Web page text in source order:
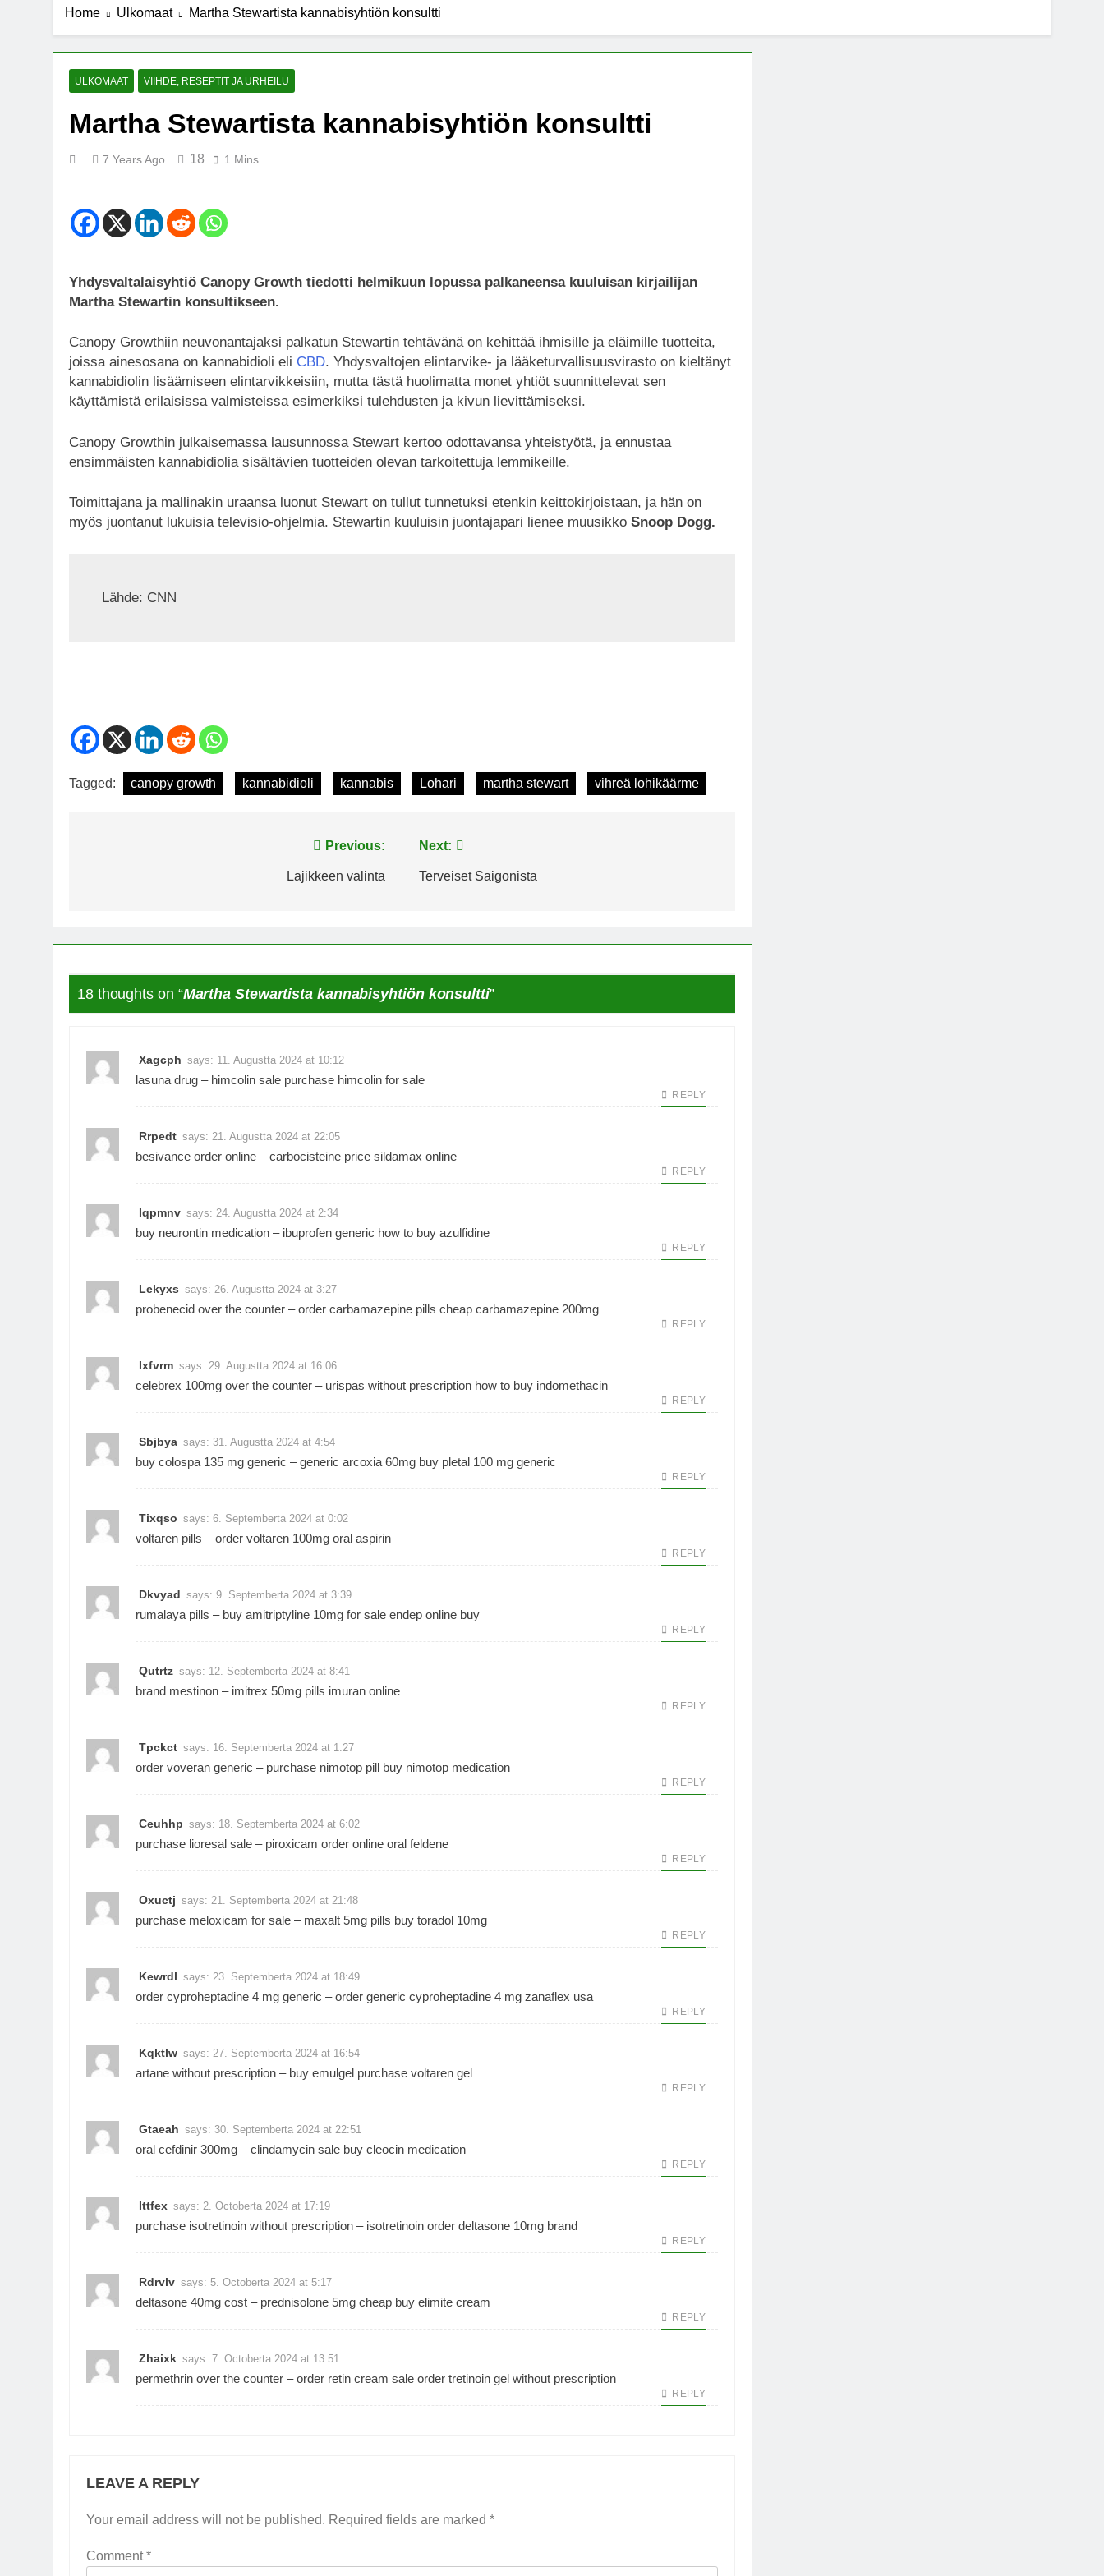
7 Years Ago
Michael J. Fox -säätiö lääkekannabistutkimusten kannalla
Meksiko äänestää kannabiksen viihdekäytön laillistamisesta
Home Ulkomaat Martha Stewartista kannabisyhtiön konsultti
ULKOMAAT VIIHDE, RESEPTIT JA URHEILU
Martha Stewartista kannabisyhtiön konsultti
7 Years Ago 18 1 Mins
Yhdysvaltalaisyhtiö Canopy Growth tiedotti helmikuun lopussa palkaneensa kuuluisan kirjailijan
Martha Stewartin konsultikseen.
Canopy Growthiin neuvonantajaksi palkatun Stewartin tehtävänä on kehittää ihmisille ja eläimille tuotteita,
joissa ainesosana on kannabidioli eli CBD. Yhdysvaltojen elintarvike- ja lääketurvallisuusvirasto on kieltänyt
kannabidiolin lisäämiseen elintarvikkeisiin, mutta tästä huolimatta monet yhtiöt suunnittelevat sen
käyttämistä erilaisissa valmisteissa esimerkiksi tulehdusten ja kivun lievittämiseksi.
Canopy Growthin julkaisemassa lausunnossa Stewart kertoo odottavansa yhteistyötä, ja ennustaa
ensimmäisten kannabidiolia sisältävien tuotteiden olevan tarkoitettuja lemmikeille.
Toimittajana ja mallinakin uraansa luonut Stewart on tullut tunnetuksi etenkin keittokirjoistaan, ja hän on
myös juontanut lukuisia televisio-ohjelmia. Stewartin kuuluisin juontajapari lienee muusikko Snoop Dogg.
Lähde: CNN
Tagged: canopy growth kannabidioli kannabis Lohari martha stewart vihreä lohikäärme
Previous:
Lajikkeen valinta
Next:
Terveiset Saigonista
18 thoughts on “Martha Stewartista kannabisyhtiön konsultti”
Xagcph says: 11. Augustta 2024 at 10:12
lasuna drug – himcolin sale purchase himcolin for sale
REPLY
Rrpedt says: 21. Augustta 2024 at 22:05
besivance order online –carbocisteine price sildamax online
REPLY
Iqpmnv says: 24. Augustta 2024 at 2:34
buy neurontin medication – ibuprofen generic how to buy azulfidine
REPLY
Lekyxs says: 26. Augustta 2024 at 3:27
probenecid over the counter –order carbamazepine pills cheap carbamazepine 200mg
REPLY
Ixfvrm says: 29. Augustta 2024 at 16:06
celebrex 100mg over the counter – urispas without prescription how to buy indomethacin
REPLY
Sbjbya says: 31. Augustta 2024 at 4:54
buy colospa 135 mg generic –generic arcoxia 60mg buy pletal 100 mg generic
REPLY
Tixqso says: 6. Septemberta 2024 at 0:02
voltaren pills –order voltaren 100mg oral aspirin
REPLY
Dkvyad says: 9. Septemberta 2024 at 3:39
rumalaya pills – buy amitriptyline 10mg for sale endep online buy
REPLY
Qutrtz says: 12. Septemberta 2024 at 8:41
brand mestinon – imitrex 50mg pills imuran online
REPLY
Tpckct says: 16. Septemberta 2024 at 1:27
order voveran generic – purchase nimotop pill buy nimotop medication
REPLY
Ceuhhp says: 18. Septemberta 2024 at 6:02
purchase lioresal sale – piroxicam order online oral feldene
REPLY
Oxuctj says: 21. Septemberta 2024 at 21:48
purchase meloxicam for sale – maxalt 5mg pills buy toradol 10mg
REPLY
Kewrdl says: 23. Septemberta 2024 at 18:49
order cyproheptadine 4 mg generic –order generic cyproheptadine 4 mg zanaflex usa
REPLY
Kqktlw says: 27. Septemberta 2024 at 16:54
artane without prescription – buy emulgel purchase voltaren gel
REPLY
Gtaeah says: 30. Septemberta 2024 at 22:51
oral cefdinir 300mg –clindamycin sale buy cleocin medication
REPLY
Ittfex says: 2. Octoberta 2024 at 17:19
purchase isotretinoin without prescription – isotretinoin order deltasone 10mg brand
REPLY
Rdrvlv says: 5. Octoberta 2024 at 5:17
deltasone 40mg cost – prednisolone 5mg cheap buy elimite cream
REPLY
Zhaixk says: 7. Octoberta 2024 at 13:51
permethrin over the counter –order retin cream sale order tretinoin gel without prescription
REPLY
LEAVE A REPLY
Your email address will not be published. Required fields are marked *
Comment*